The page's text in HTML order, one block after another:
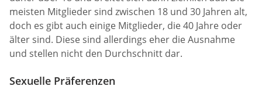
meisten Mitglieder sind zwischen 18 und 30 Jahren alt,
doch es gibt auch einige Mitglieder, die 40 Jahre oder
älter sind. Diese sind allerdings eher die Ausnahme
und stellen nicht den Durchschnitt dar.
Sexuelle Präferenzen